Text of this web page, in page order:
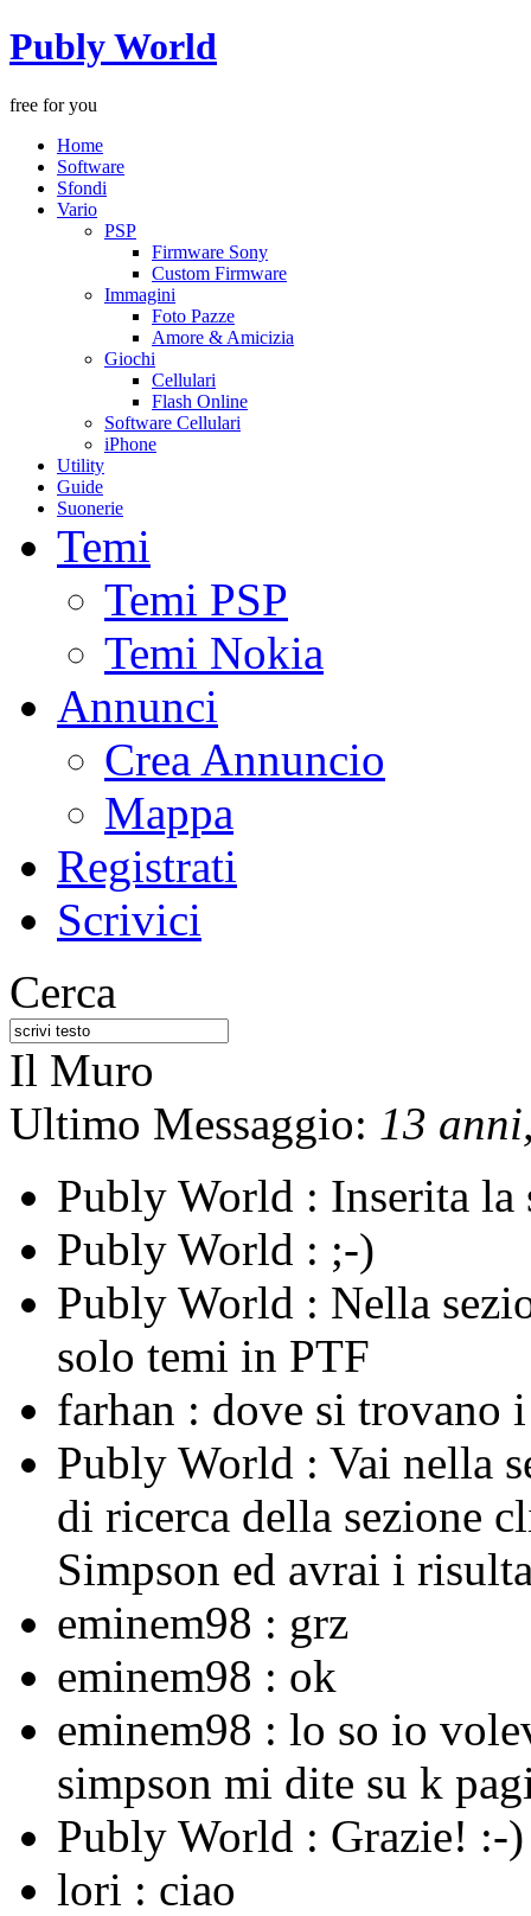
Publy World
free for you
Home
Software
Sfondi
Vario
PSP
Firmware Sony
Custom Firmware
Immagini
Foto Pazze
Amore & Amicizia
Giochi
Cellulari
Flash Online
Software Cellulari
iPhone
Utility
Guide
Suonerie
Temi
Temi PSP
Temi Nokia
Annunci
Crea Annuncio
Mappa
Registrati
Scrivici
Cerca
Il Muro
Ultimo Messaggio: 13
Publy World : Inserita
Publy World : ;-)
Publy World : Nella
solo temi in PTF
farhan : dove si trovano
Publy World : Vai nella
di ricerca della sezione
Simpson ed avrai i
eminem98 : grz
eminem98 : ok
eminem98 : lo so io
simpson mi dite su k
Publy World : Grazie! :-)
lori : ciao